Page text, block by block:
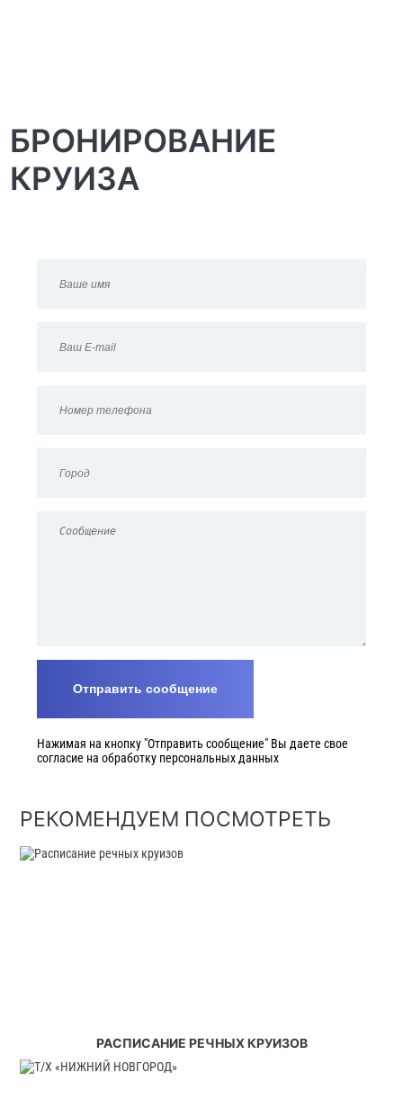
БРОНИРОВАНИЕ
КРУИЗА
Нажимая на кнопку "Отправить сообщение" Вы даете свое
согласие на обработку персональных данных
РЕКОМЕНДУЕМ ПОСМОТРЕТЬ
РАСПИСАНИЕ РЕЧНЫХ КРУИЗОВ